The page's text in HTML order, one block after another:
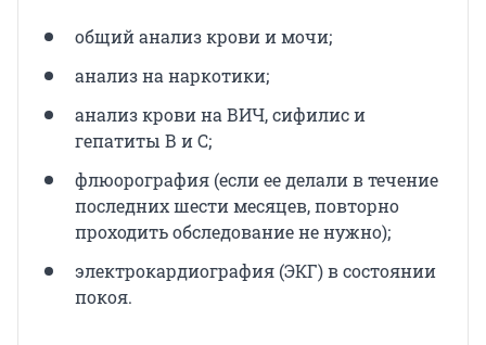
общий анализ крови и мочи;
анализ на наркотики;
анализ крови на ВИЧ, сифилис и
гепатиты В и С;
флюорография (если ее делали в течение
последних шести месяцев, повторно
проходить обследование не нужно);
электрокардиография (ЭКГ) в состоянии
покоя.